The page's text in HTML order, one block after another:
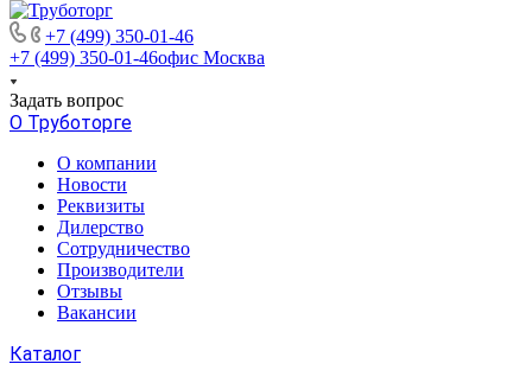
+7 (499) 350-01-46
+7 (499) 350-01-46офис Москва
Задать вопрос
О Труботорге
О компании
Новости
Реквизиты
Дилерство
Сотрудничество
Производители
Отзывы
Вакансии
Каталог